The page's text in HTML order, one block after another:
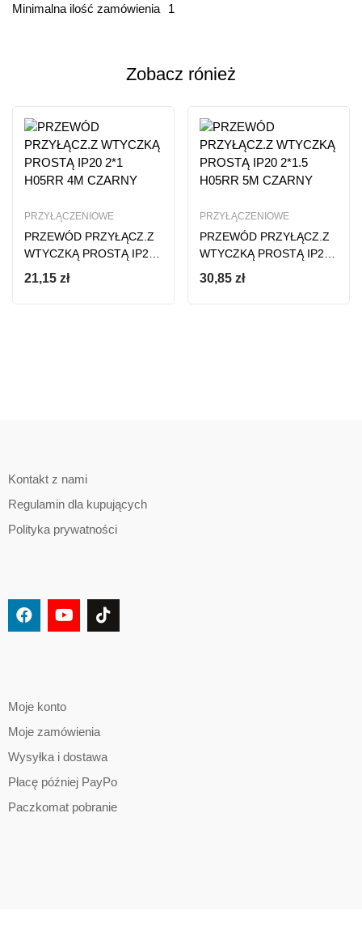
Minimalna ilość zamówienia
1
Based on 0 Reviews
Ten produkt nie ma jeszcze opinii
Zobacz rónież
PRZYŁĄCZENIOWE
PRZEWÓD PRZYŁĄCZ.Z
WTYCZKĄ PROSTĄ IP20
2*1 H05RR 4M CZARNY
21,15 zł
PRZYŁĄCZENIOWE
PRZEWÓD PRZYŁĄCZ.Z
WTYCZKĄ PROSTĄ IP20
2*1.5 H05RR 5M CZARNY
30,85 zł
Kontakt z nami
Regulamin dla kupujących
Polityka prywatności
Moje konto
Moje zamówienia
Wysyłka i dostawa
Płacę później PayPo
Paczkomat pobranie